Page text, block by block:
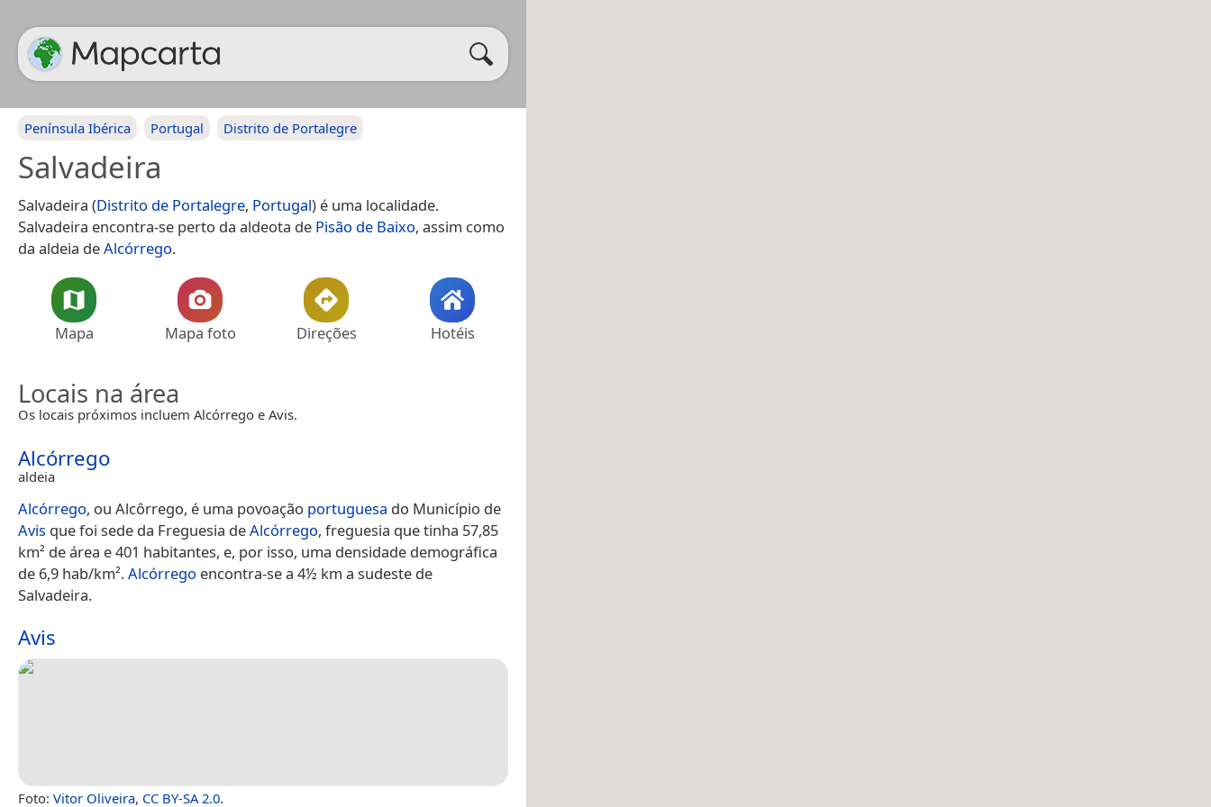
Península Ibérica Portugal Distrito de Portalegre
Salvadeira
Salvadeira (Distrito de Portalegre, Portugal) é uma localidade.
Salvadeira encontra-se perto da aldeota de Pisão de Baixo, assim como
da aldeia deAlcórrego.
Mapa Mapa foto Direções Hotéis
Locais na área
Os locais próximos incluem Alcórrego e Avis.
Alcórrego
aldeia
Alcórrego, ou Alcôrrego, é uma povoação portuguesa do Município de
Avis que foi sede da Freguesia deAlcórrego, freguesia que tinha 57,85
km² de área e 401 habitantes, e, por isso, uma densidade demográfica
de 6,9 hab/km².Alcórrego encontra-se a 4½ km a sudeste de
Salvadeira.
Avis
Foto: Vitor Oliveira, CC BY-SA 2.0.